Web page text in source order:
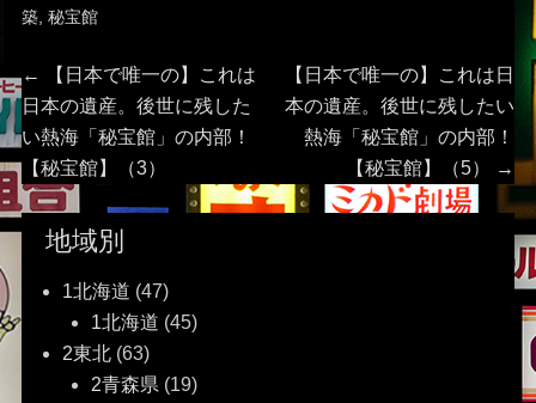
築, 秘宝館
投
稿
ナ
ビ
ゲ
ー
←
Previous
post:
【日本で唯一の】これは
日本の遺産。後世に残した
い熱海「秘宝館」の内部！
【秘宝館】（3）
Next
post:
【日本で唯一の】これは日
本の遺産。後世に残したい
熱海「秘宝館」の内部！
【秘宝館】（5）
→
地域別
1北海道 (47)
1北海道 (45)
2東北(63)
2青森県 (19)